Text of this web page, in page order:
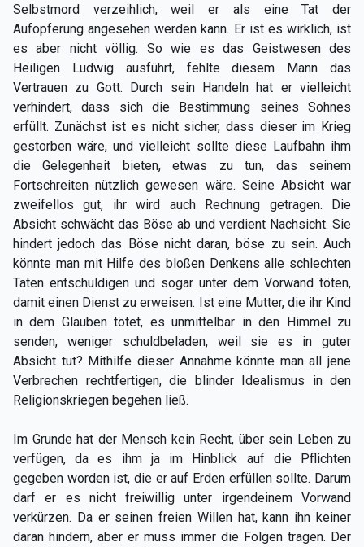
Selbstmord verzeihlich, weil er als eine Tat der
Aufopferung angesehen werden kann. Er ist es wirklich, ist
es aber nicht völlig. So wie es das Geistwesen des
Heiligen Ludwig ausführt, fehlte diesem Mann das
Vertrauen zu Gott. Durch sein Handeln hat er vielleicht
verhindert, dass sich die Bestimmung seines Sohnes
erfüllt. Zunächst ist es nicht sicher, dass dieser im Krieg
gestorben wäre, und vielleicht sollte diese Laufbahn ihm
die Gelegenheit bieten, etwas zu tun, das seinem
Fortschreiten nützlich gewesen wäre. Seine Absicht war
zweifellos gut, ihr wird auch Rechnung getragen. Die
Absicht schwächt das Böse ab und verdient Nachsicht. Sie
hindert jedoch das Böse nicht daran, böse zu sein. Auch
könnte man mit Hilfe des bloßen Denkens alle schlechten
Taten entschuldigen und sogar unter dem Vorwand töten,
damit einen Dienst zu erweisen. Ist eine Mutter, die ihr Kind
in dem Glauben tötet, es unmittelbar in den Himmel zu
senden, weniger schuldbeladen, weil sie es in guter
Absicht tut? Mithilfe dieser Annahme könnte man all jene
Verbrechen rechtfertigen, die blinder Idealismus in den
Religionskriegen begehen ließ.
Im Grunde hat der Mensch kein Recht, über sein Leben zu
verfügen, da es ihm ja im Hinblick auf die Pflichten
gegeben worden ist, die er auf Erden erfüllen sollte. Darum
darf er es nicht freiwillig unter irgendeinem Vorwand
verkürzen. Da er seinen freien Willen hat, kann ihn keiner
daran hindern, aber er muss immer die Folgen tragen. Der